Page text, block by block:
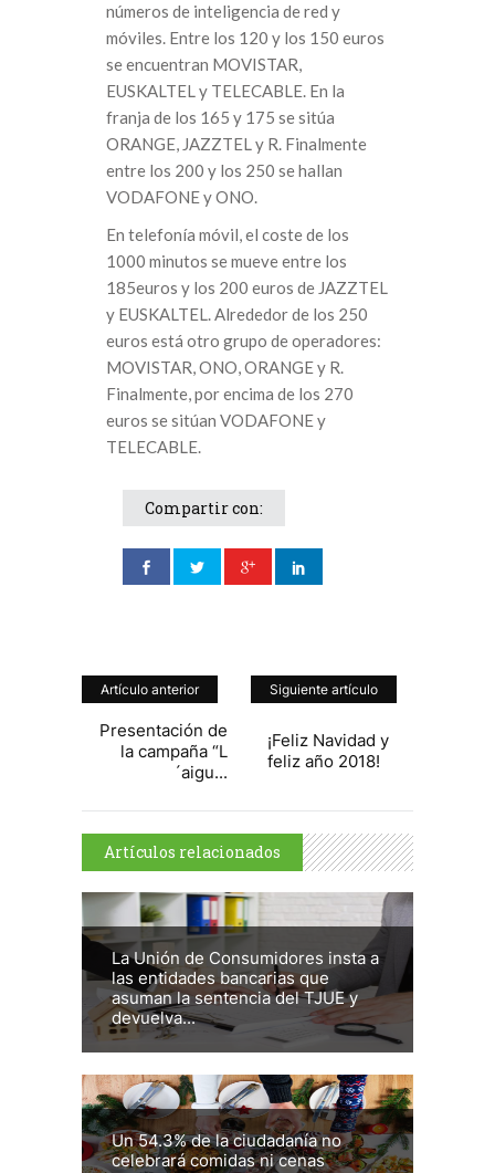
números de inteligencia de red y
móviles. Entre los 120 y los 150 euros
se encuentran MOVISTAR,
EUSKALTEL y TELECABLE. En la
franja de los 165 y 175 se sitúa
ORANGE, JAZZTEL y R. Finalmente
entre los 200 y los 250 se hallan
VODAFONE y ONO.
En telefonía móvil, el coste de los
1000 minutos se mueve entre los
185euros y los 200 euros de JAZZTEL
y EUSKALTEL. Alrededor de los 250
euros está otro grupo de operadores:
MOVISTAR, ONO, ORANGE y R.
Finalmente, por encima de los 270
euros se sitúan VODAFONE y
TELECABLE.
Compartir con:
Artículo anterior
Presentación de
la campaña “L
´aigu...
Siguiente artículo
¡Feliz Navidad y
feliz año 2018!
Artículos relacionados
La Unión de Consumidores insta a
las entidades bancarias que
asuman la sentencia del TJUE y
devuelva...
Un 54.3% de la ciudadanía no
celebrará comidas ni cenas